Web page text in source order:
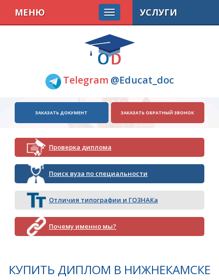
Telegram @Educat_doc
МЕНЮ
ЗАКАЗАТЬ ДОКУМЕНТ ЗАКАЗАТЬ ОБРАТНЫЙ ЗВОНОК
Проверка диплома
Поиск вуза по специальности
Отличия типографии и ГОЗНАКа
Почему именно мы?
УСЛУГИ
КУПИТЬ ДИПЛОМ В НИЖНЕКАМСКЕ